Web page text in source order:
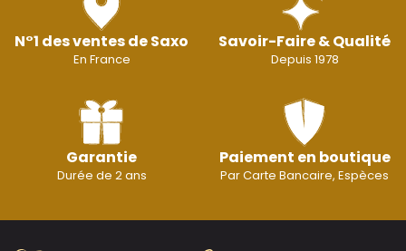
N°1 des ventes de Saxo
En France
Savoir-Faire & Qualité
Depuis 1978
Garantie
Durée de 2 ans
Paiement en boutique
Par Carte Bancaire, Espèces